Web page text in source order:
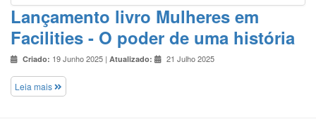
Lançamento livro Mulheres em
Facilities - O poder de uma história
Criado: 19 Junho 2025 | Atualizado: 21 Julho 2025
Leia mais